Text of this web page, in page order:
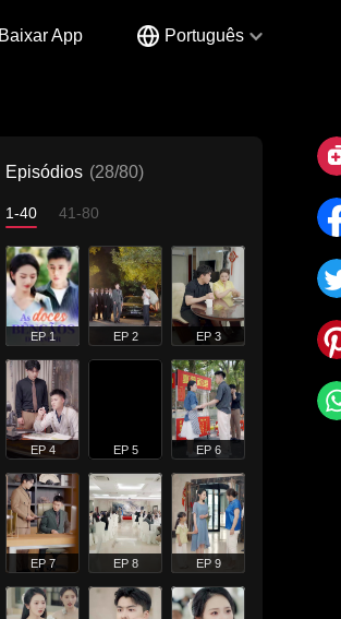
Baixar App Português
Episódios (28/80)
1-40 41-80
EP 1 EP 2 EP 3
EP 4 EP 5 EP 6
EP 7 EP 8 EP 9